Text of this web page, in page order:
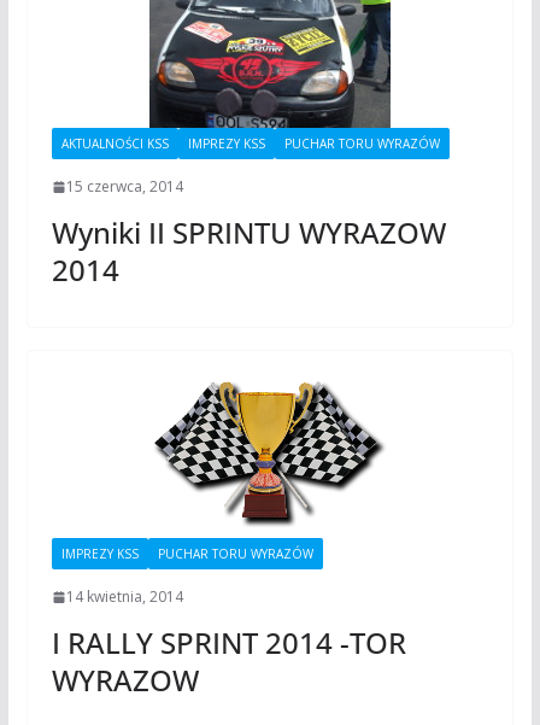
AKTUALNOŚCI KSS IMPREZY KSS PUCHAR TORU WYRAZÓW
15 czerwca, 2014
Wyniki II SPRINTU WYRAZOW
2014
IMPREZY KSS PUCHAR TORU WYRAZÓW
14 kwietnia, 2014
I RALLY SPRINT 2014 -TOR
WYRAZOW